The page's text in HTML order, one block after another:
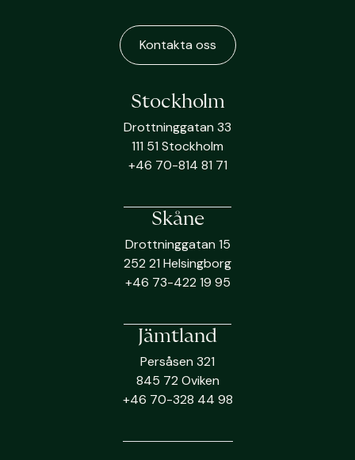
Kontakta oss
Stockholm
Drottninggatan 33
111 51 Stockholm
+46 70-814 81 71
Skåne
Drottninggatan 15
252 21 Helsingborg
+46 73-422 19 95
Jämtland
Persåsen 321
845 72 Oviken
+46 70-328 44 98